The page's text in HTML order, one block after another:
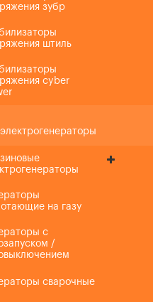
зубр
штиль
cyber
электрогенераторы
на газу
с
/
сварочные